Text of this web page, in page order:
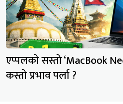
एप्पलको सस्तो ‘MacBook
कस्तो प्रभाव पर्ला ?